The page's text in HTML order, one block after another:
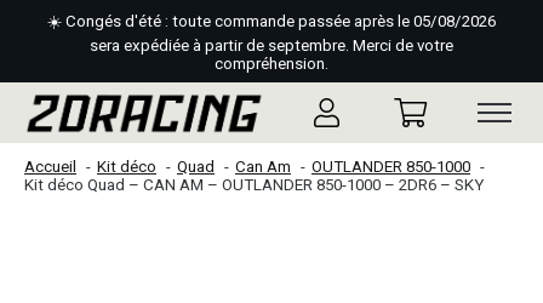
☀️ Congés d'été : toute commande passée après le 05/08/2026
sera expédiée à partir de septembre. Merci de votre
compréhension.
Accueil Kit déco Quad Can Am
OUTLANDER 850-1000
Kit déco Quad – CAN AM – OUTLANDER 850-1000 – 2DR6 – SKY